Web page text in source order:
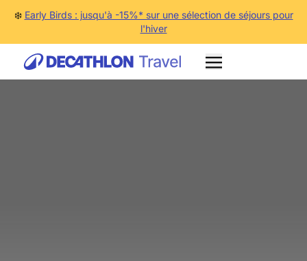
❄️ Early Birds : jusqu'à -15%* sur une sélection de séjours pour
l'hiver